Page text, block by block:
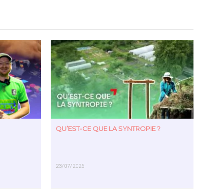
QU’EST-CE QUE LA SYNTROPIE ?
23/07/2026